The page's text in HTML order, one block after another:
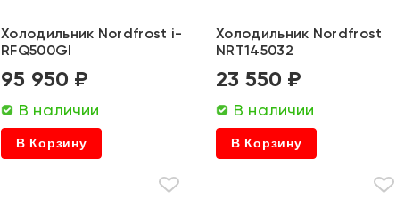
Холодильник Nordfrost i-
RFQ500GI
95 950 ₽
В наличии
В Корзину
Холодильник Nordfrost
NRT145032
23 550 ₽
В наличии
В Корзину